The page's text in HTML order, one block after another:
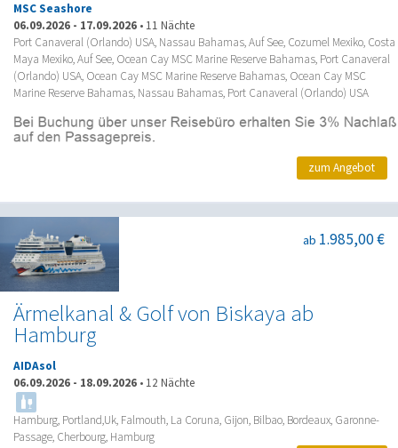
MSC Seashore
06.09.2026 - 17.09.2026 • 11 Nächte
Port Canaveral (Orlando) USA, Nassau Bahamas, Auf See, Cozumel Mexiko, Costa
Maya Mexiko, Auf See, Ocean Cay MSC Marine Reserve Bahamas, Port Canaveral
(Orlando) USA, Ocean Cay MSC Marine Reserve Bahamas, Ocean Cay MSC
Marine Reserve Bahamas, Nassau Bahamas, Port Canaveral (Orlando) USA
zum Angebot
Ärmelkanal & Golf von Biskaya ab
Hamburg
ab 1.985,00 €
AIDAsol
06.09.2026 - 18.09.2026 • 12 Nächte
Hamburg, Portland,Uk, Falmouth, La Coruna, Gijon, Bilbao, Bordeaux, Garonne-
Passage, Cherbourg, Hamburg